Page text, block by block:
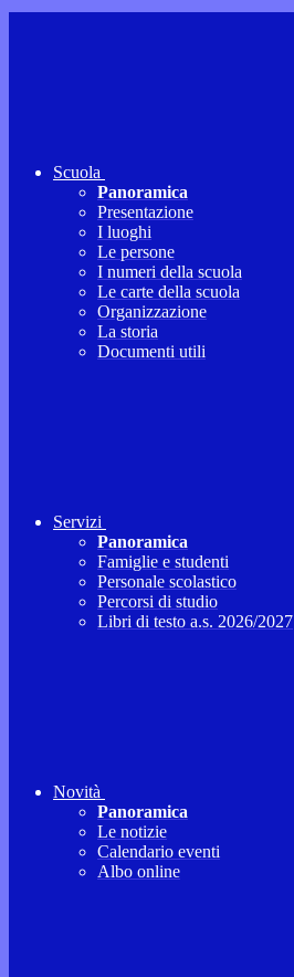
Scuola
Panoramica
Presentazione
I luoghi
Le persone
I numeri della scuola
Le carte della scuola
Organizzazione
La storia
Documenti utili
Servizi
Panoramica
Famiglie e studenti
Personale scolastico
Percorsi di studio
Libri di testo a.s. 2026/2027
Novità
Panoramica
Le notizie
Calendario eventi
Albo online